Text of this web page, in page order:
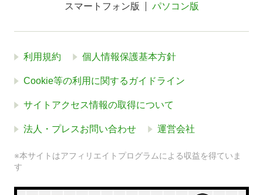
スマートフォン版 パソコン版
利用規約 個人情報保護基本方針
Cookie等の利用に関するガイドライン
サイトアクセス情報の取得について
法人・プレスお問い合わせ 運営会社
※本サイトはアフィリエイトプログラムによる収益を得ていま
す